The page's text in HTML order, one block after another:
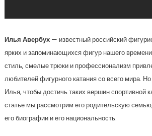
Илья Авербух— известный российский
ярких и запоминающихся фигур нашего
стиль, смелые трюки и профессионализм
любителей фигурного катания со всего мира.
Илья, чтобы достичь таких вершин спортивной
статье мы рассмотрим его родительскую
его биографии и его национальность.